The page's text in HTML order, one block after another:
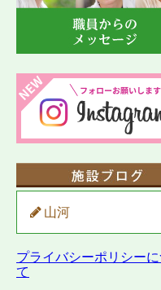
山河
プライバシーポリシー
て